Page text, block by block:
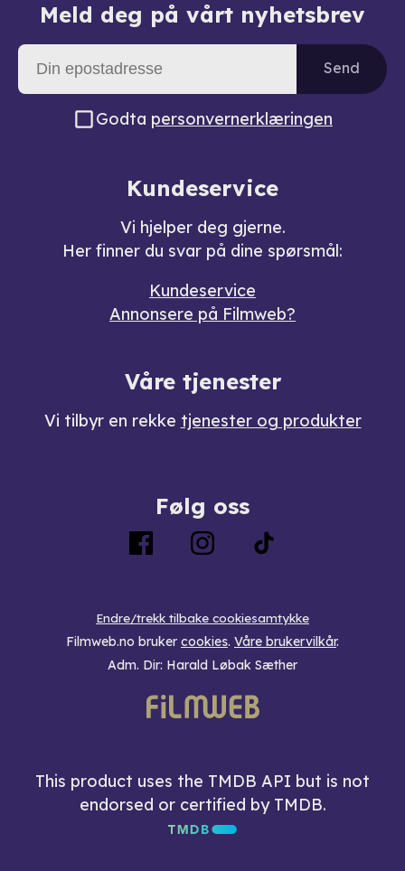
Meld deg på vårt nyhetsbrev
Send
Godta personvernerklæringen
Kundeservice
Vi hjelper deg gjerne.
Her finner du svar på dine spørsmål:
Kundeservice
Annonsere på Filmweb?
Våre tjenester
Vi tilbyr en rekke tjenester og produkter
Følg oss
Endre/trekk tilbake cookiesamtykke
Filmweb.no bruker cookies. Våre brukervilkår.
Adm. Dir: Harald Løbak Sæther
This product uses the TMDB API but is not
endorsed or certified by TMDB.